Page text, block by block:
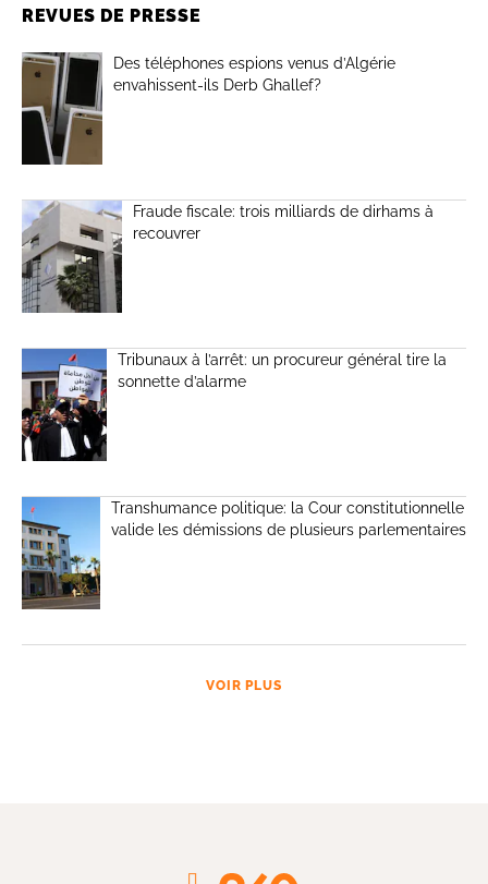
REVUES DE PRESSE
Des téléphones espions venus d’Algérie
envahissent-ils Derb Ghallef?
Fraude fiscale: trois milliards de dirhams à
recouvrer
Tribunaux à l’arrêt: un procureur général tire la
sonnette d’alarme
Transhumance politique: la Cour constitutionnelle
valide les démissions de plusieurs parlementaires
VOIR PLUS